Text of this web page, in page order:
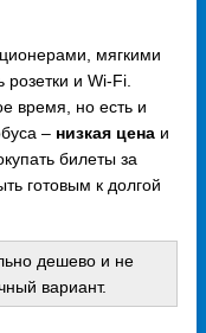
мягкими
и Wi-Fi.
время, но есть и
– низкая цена и
билеты за
готовым к долгой
дешево и не
вариант.